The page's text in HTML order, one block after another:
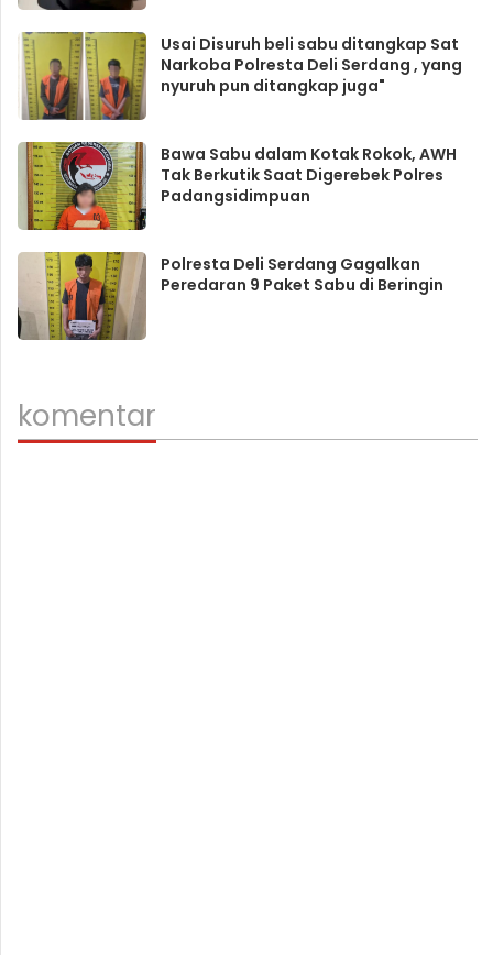
Usai Disuruh beli sabu ditangkap Sat
Narkoba Polresta Deli Serdang , yang
nyuruh pun ditangkap juga"
Bawa Sabu dalam Kotak Rokok, AWH
Tak Berkutik Saat Digerebek Polres
Padangsidimpuan
Polresta Deli Serdang Gagalkan
Peredaran 9 Paket Sabu di Beringin
komentar